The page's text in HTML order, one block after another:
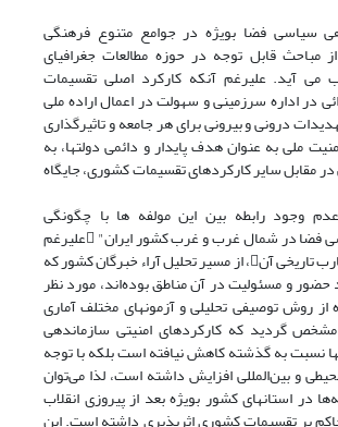
سیاسی فضا بویژه در جوامع متنوع فرهنگی
مباحث قابل توجه در حوزه مطالعات جغرافیای
آید. علیرغم آنکه کارکرد اصلی تقسیمات
در اداره سرزمینی و سهولت در اعمال اراده ملی
درونی و بیرونی برای هر جامعه و تاثیرگذاری
ملی به عنوان هدف پایدار و دائمی دولتها، به
در مقابل سایر کارکردهای تقسیمات کشوری، جایگاه
وجود رابطه بین این مولفه ها با چگونگی
سازماندهی سیاسی فضا در شمال غرب و غرب کشور ایران" علیرغم
وجود سوابق یا تجارب تاریخی آن، از مسیر تحلیل آراء خبرگان کشور که
حضور و مسئولیت در آن مناطق بوده‌اند، مورد نظر
از روش توصیفی تحلیلی و آزمونهای مختلف آماری
گردید که کارکردهای امنیتی سازماندهی
نسبت به گذشته کاهش نیافته است بلکه با توجه
و بین‌المللی افزایش داشته است، لذا می‌توان
در استانهای کشور بویژه بعد از پیروزی انقلاب